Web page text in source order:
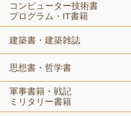
コンピューター技術書
プログラム・IT書籍
建築書・建築雑誌
思想書・哲学書
軍事書籍・戦記
ミリタリー書籍